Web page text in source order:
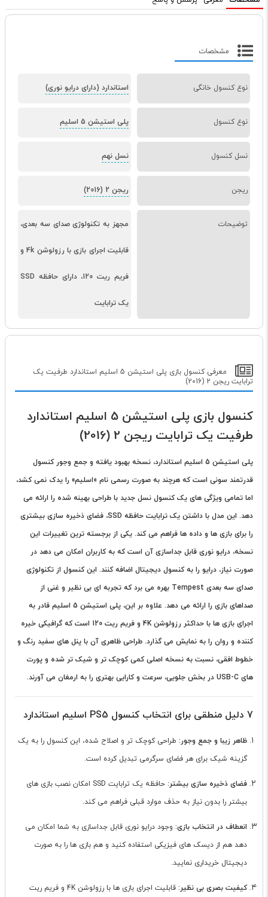
مشخصات
نوع کنسول خانگی استاندارد (دارای درایو نوری)
نوع کنسول پلی استیشن 5 اسلیم
نسل کنسول نسل نهم
ریجن ریجن 2 (2016)
توضیحات مجهز به تکنولوژی صدای سه بعدی،
قابلیت اجرای بازی با رزولوشن 4k و
فریم ریت 120، دارای حافظه SSD
یک ترابایت
معرفی کنسول بازی پلی استیشن 5 اسلیم استاندارد طرفیت یک
ترابایت ریجن 2 (2016)
کنسول بازی پلی استیشن 5 اسلیم استاندارد
طرفیت یک ترابایت ریجن 2 (2016)
پلی استیشن
5 اسلیم استاندارد، نسخه بهبود یافته و جمع وجور کنسول
قدرتمند سونی است که هرچند به صورت رسمی نام «اسلیم» را یدک نمی کشد،
اما تمامی ویژگی های یک کنسول نسل جدید با طراحی بهینه شده را ارائه می
دهد. این مدل با داشتن یک ترابایت حافظه SSD، فضای ذخیره سازی بیشتری
را برای بازی ها و داده ها فراهم می کند. یکی از برجسته ترین تغییرات این
نسخه، درایو نوری قابل جداسازی آن است که به کاربران امکان می دهد در
صورت نیاز، درایو را به کنسول دیجیتال اضافه کنند. این کنسول از تکنولوژی
صدای سه بعدی Tempest بهره می برد که تجربه ای بی نظیر و غنی از
صداهای بازی را ارائه می دهد. علاوه بر این، پلی استیشن 5 اسلیم قادر به
اجرای بازی ها با حداکثر رزولوشن 4K و فریم ریت 120 است که گرافیکی خیره
کننده و روان را به نمایش می گذارد. طراحی ظاهری آن با پنل های سفید رنگ و
خطوط افقی، نسبت به نسخه اصلی کمی کوچک تر و شیک تر شده و پورت
های USB-C در بخش جلویی، سرعت و کارایی بهتری را به ارمغان می آورند.
7 دلیل منطقی برای انتخاب کنسول PS5 اسلیم استاندارد
ظاهر زیبا و جمع وجور: طراحی کوچک تر و اصلاح شده، این کنسول را به یک
گزینه شیک برای هر فضای سرگرمی تبدیل کرده است.
فضای ذخیره سازی بیشتر:
حافظه یک ترابایت SSD امکان نصب بازی های
بیشتر را بدون نیاز به حذف موارد قبلی فراهم می کند.
انعطاف در انتخاب بازی: وجود درایو نوری قابل جداسازی به شما امکان می
دهد هم از دیسک های فیزیکی استفاده کنید و هم بازی ها را به صورت
دیجیتال خریداری نمایید.
کیفیت بصری بی نظیر:
قابلیت اجرای بازی ها با رزولوشن 4K و فریم ریت